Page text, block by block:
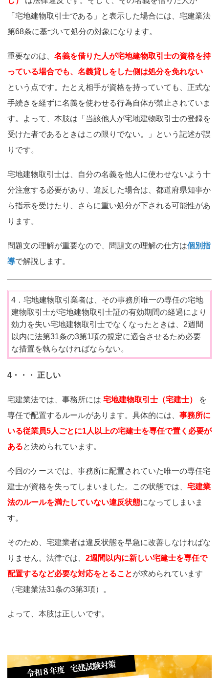
「宅地建物取引士である」と表示した場合には、宅建業法
第68条に基づいて処分の対象になります。
重要なのは、 名義を借りた人が宅地建物取引士の資格を持
っている場合でも、名義貸しをした側は処分を免れない
という点です。たとえ相手が資格を持っていても、正式な
手続きを経ずに名義を使わせる行為自体が禁止されていま
す。よって、本肢は「当該他人が宅地建物取引士の登録を
受けた者であるときはこの限りでない。」という記述が誤
りです。
宅地建物取引士は、自分の名義を他人に使わせないよう十
分注意する必要があり、違反した場合は、都道府県知事か
ら指示を受けたり、さらに重い処分が下される可能性があ
ります。
問題文の理解が重要なので、問題文の理解の仕方は個別指
導で解説します。
4．宅地建物取引業者は、その事務所唯一の専任の宅地
建物取引士が宅地建物取引士証の有効期間の経過により
効力を失い宅地建物取引士でなくなったときは、2週間
以内に法第31条の3第1項の規定に適合させるため必要
な措置を執らなければならない。
4・・・ 正しい
宅建業法では、事務所には 宅地建物取引士（宅建士）
を
専任で配置するルールがあります。具体的には、 事務所に
いる従業員5人ごとに1人以上の宅建士を専任で置く必要が
あると決められています。
今回のケースでは、事務所に配置されていた唯一の専任宅
建士が資格を失ってしまいました。この状態では、 宅建業
法のルールを満たしていない違反状態になってしまいま
す。
そのため、宅建業者は違反状態を早急に改善しなければな
りません。法律では、 2週間以内に新しい宅建士を専任で
配置するなど必要な対応をとることが求められています
（宅建業法31条の3第3項）。
よって、本肢は正しいです。